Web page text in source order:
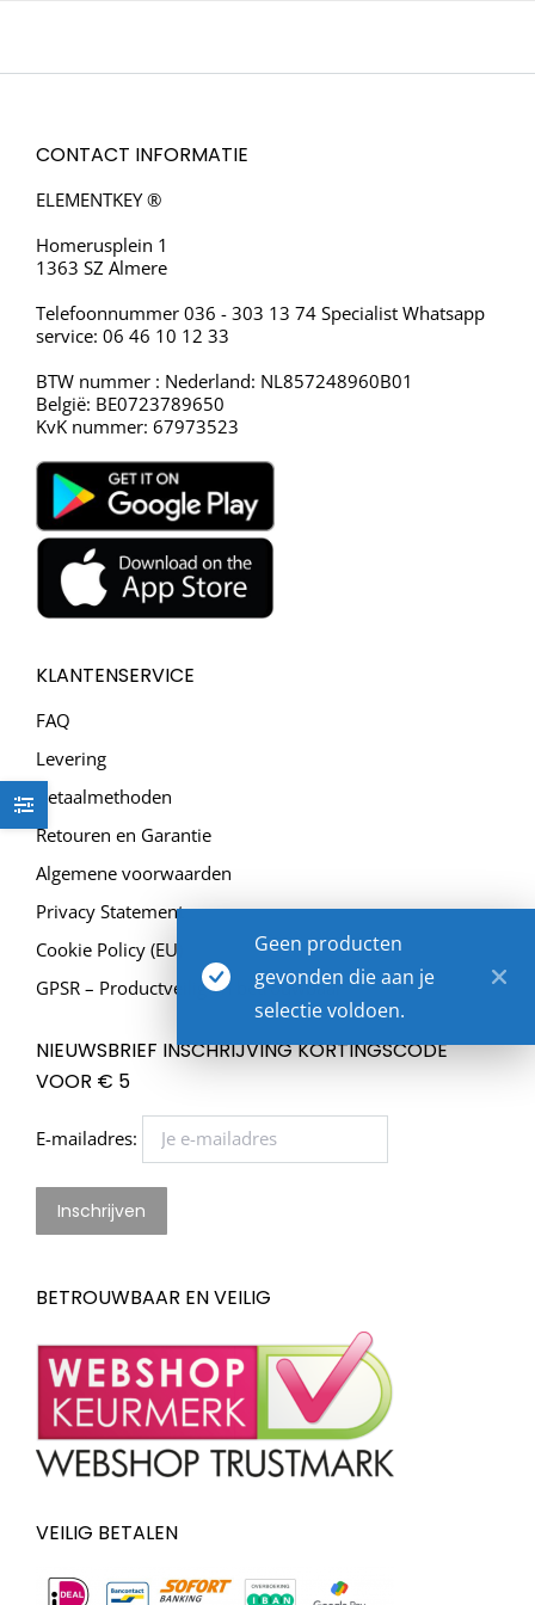
Geen producten
gevonden die aan je
selectie voldoen.
CONTACT INFORMATIE
ELEMENTKEY ®
Homerusplein 1
1363 SZ Almere
Telefoonnummer 036 - 303 13 74 Specialist Whatsapp
service: 06 46 10 12 33
BTW nummer : Nederland: NL857248960B01
België: BE0723789650
KvK nummer: 67973523
KLANTENSERVICE
FAQ
Levering
Betaalmethoden
Retouren en Garantie
Algemene voorwaarden
Privacy Statement
Cookie Policy (EU)
GPSR – Productveilig en betrouwbaar
NIEUWSBRIEF INSCHRIJVING KORTINGSCODE
VOOR € 5
E-mailadres:
BETROUWBAAR EN VEILIG
VEILIG BETALEN